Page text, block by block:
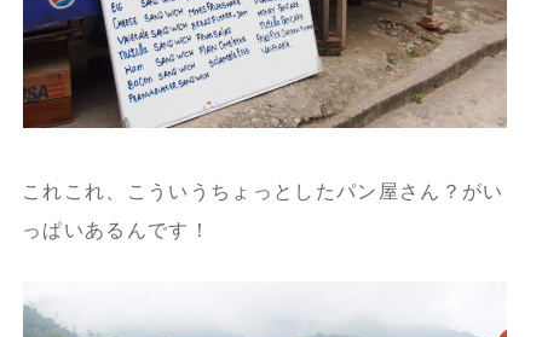
これこれ、こういうちょっとしたパン屋さん？がい
っぱいあるんです！